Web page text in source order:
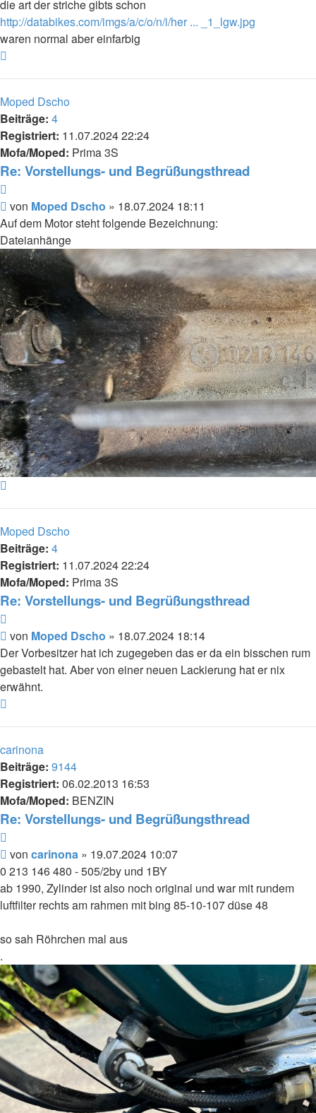
die art der striche gibts schon
http://databikes.com/imgs/a/c/o/n/i/her ... _1_lgw.jpg
waren normal aber einfarbig
Moped Dscho
Beiträge: 4
Registriert: 11.07.2024 22:24
Mofa/Moped: Prima 3S
Re: Vorstellungs- und Begrüßungsthread
Beitrag
von Moped Dscho » 18.07.2024 18:11
Auf dem Motor steht folgende Bezeichnung:
Dateianhänge
Moped Dscho
Beiträge: 4
Registriert: 11.07.2024 22:24
Mofa/Moped: Prima 3S
Re: Vorstellungs- und Begrüßungsthread
Beitrag
von Moped Dscho » 18.07.2024 18:14
Der Vorbesitzer hat ich zugegeben das er da ein bisschen rum
gebastelt hat. Aber von einer neuen Lackierung hat er nix
erwähnt.
carinona
Beiträge: 9144
Registriert: 06.02.2013 16:53
Mofa/Moped: BENZIN
Re: Vorstellungs- und Begrüßungsthread
Beitrag
von carinona » 19.07.2024 10:07
0 213 146 480 - 505/2by und 1BY
ab 1990, Zylinder ist also noch original und war mit rundem
luftfilter rechts am rahmen mit bing 85-10-107 düse 48
so sah Röhrchen mal aus
.